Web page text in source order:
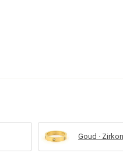
Goud ·